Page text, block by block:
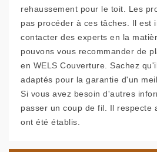
rehaussement pour le toit. Les
pas procéder à ces tâches. Il est
contacter des experts en la
pouvons vous recommander de
en WELS Couverture. Sachez
adaptés pour la garantie d'un
Si vous avez besoin d'autres
passer un coup de fil. Il respecte
ont été établis.